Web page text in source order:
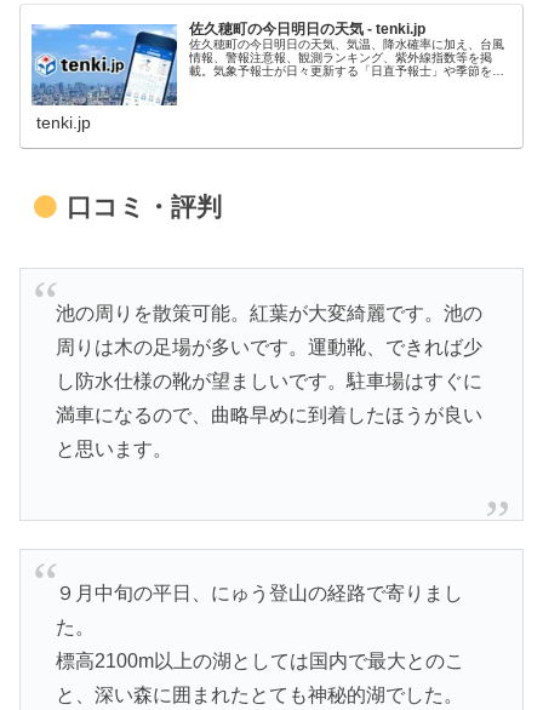
佐久穂町の今日明日の天気 - tenki.jp
佐久穂町の今日明日の天気、気温、降水確率に加え、台風
情報、警報注意報、観測ランキング、紫外線指数等を掲
載。気象予報士が日々更新する「日直予報士」や季節を楽
tenki.jp
口コミ・評判
池の周りを散策可能。紅葉が大変綺麗です。池の
周りは木の足場が多いです。運動靴、できれば少
し防水仕様の靴が望ましいです。駐車場はすぐに
満車になるので、曲略早めに到着したほうが良い
と思います。
９月中旬の平日、にゅう登山の経路で寄りまし
た。
標高2100m以上の湖としては国内で最大とのこ
と、深い森に囲まれたとても神秘的湖でした。